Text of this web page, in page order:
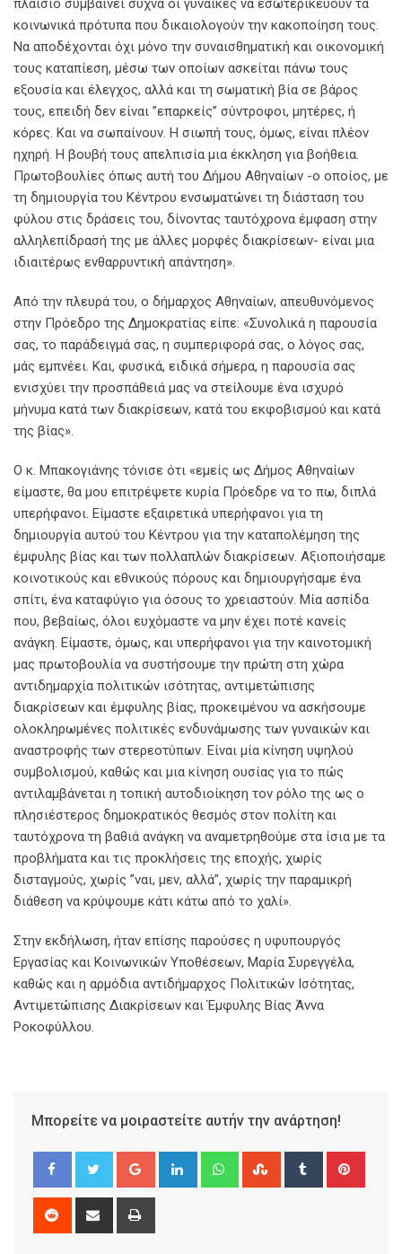
πλαίσιο συμβαίνει συχνά οι γυναίκες να εσωτερικεύουν τα
κοινωνικά πρότυπα που δικαιολογούν την κακοποίηση τους.
Να αποδέχονται όχι μόνο την συναισθηματική και οικονομική
τους καταπίεση, μέσω των οποίων ασκείται πάνω τους
εξουσία και έλεγχος, αλλά και τη σωματική βία σε βάρος
τους, επειδή δεν είναι ”επαρκείς” σύντροφοι, μητέρες, ή
κόρες. Και να σωπαίνουν. Η σιωπή τους, όμως, είναι πλέον
ηχηρή. Η βουβή τους απελπισία μια έκκληση για βοήθεια.
Πρωτοβουλίες όπως αυτή του Δήμου Αθηναίων -ο οποίος, με
τη δημιουργία του Κέντρου ενσωματώνει τη διάσταση του
φύλου στις δράσεις του, δίνοντας ταυτόχρονα έμφαση στην
αλληλεπίδρασή της με άλλες μορφές διακρίσεων- είναι μια
ιδιαιτέρως ενθαρρυντική απάντηση».
Από την πλευρά του, ο δήμαρχος Αθηναίων, απευθυνόμενος
στην Πρόεδρο της Δημοκρατίας είπε: «Συνολικά η παρουσία
σας, το παράδειγμά σας, η συμπεριφορά σας, ο λόγος σας,
μάς εμπνέει. Και, φυσικά, ειδικά σήμερα, η παρουσία σας
ενισχύει την προσπάθειά μας να στείλουμε ένα ισχυρό
μήνυμα κατά των διακρίσεων, κατά του εκφοβισμού και κατά
της βίας».
Ο κ. Μπακογιάνης τόνισε ότι «εμείς ως Δήμος Αθηναίων
είμαστε, θα μου επιτρέψετε κυρία Πρόεδρε να το πω, διπλά
υπερήφανοι. Είμαστε εξαιρετικά υπερήφανοι για τη
δημιουργία αυτού του Κέντρου για την καταπολέμηση της
έμφυλης βίας και των πολλαπλών διακρίσεων. Αξιοποιήσαμε
κοινοτικούς και εθνικούς πόρους και δημιουργήσαμε ένα
σπίτι, ένα καταφύγιο για όσους το χρειαστούν. Μία ασπίδα
που, βεβαίως, όλοι ευχόμαστε να μην έχει ποτέ κανείς
ανάγκη. Είμαστε, όμως, και υπερήφανοι για την καινοτομική
μας πρωτοβουλία να συστήσουμε την πρώτη στη χώρα
αντιδημαρχία πολιτικών ισότητας, αντιμετώπισης
διακρίσεων και έμφυλης βίας, προκειμένου να ασκήσουμε
ολοκληρωμένες πολιτικές ενδυνάμωσης των γυναικών και
αναστροφής των στερεοτύπων. Είναι μία κίνηση υψηλού
συμβολισμού, καθώς και μια κίνηση ουσίας για το πώς
αντιλαμβάνεται η τοπική αυτοδιοίκηση τον ρόλο της ως ο
πλησιέστερος δημοκρατικός θεσμός στον πολίτη και
ταυτόχρονα τη βαθιά ανάγκη να αναμετρηθούμε στα ίσια με τα
προβλήματα και τις προκλήσεις της εποχής, χωρίς
δισταγμούς, χωρίς ”ναι, μεν, αλλά”, χωρίς την παραμικρή
διάθεση να κρύψουμε κάτι κάτω από το χαλί».
Στην εκδήλωση, ήταν επίσης παρούσες η υφυπουργός
Εργασίας και Κοινωνικών Υποθέσεων, Μαρία Συρεγγέλα,
καθώς και η αρμόδια αντιδήμαρχος Πολιτικών Ισότητας,
Αντιμετώπισης Διακρίσεων και Έμφυλης Βίας Άννα
Ροκοφύλλου.
Μπορείτε να μοιραστείτε αυτήν την ανάρτηση!
Google+ LinkedIn WhatsappStumbleUpon
Tumblr
Reddit
Share